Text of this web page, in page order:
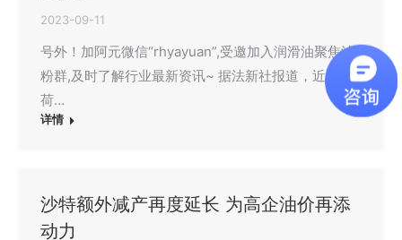
2023-09-11
号外！加阿元微信“rhyayuan”,受邀加入润滑油聚焦油
粉群,及时了解行业最新资讯~ 据法新社报道，近日，
荷…
详情
沙特额外减产再度延长 为高企油价再添
动力